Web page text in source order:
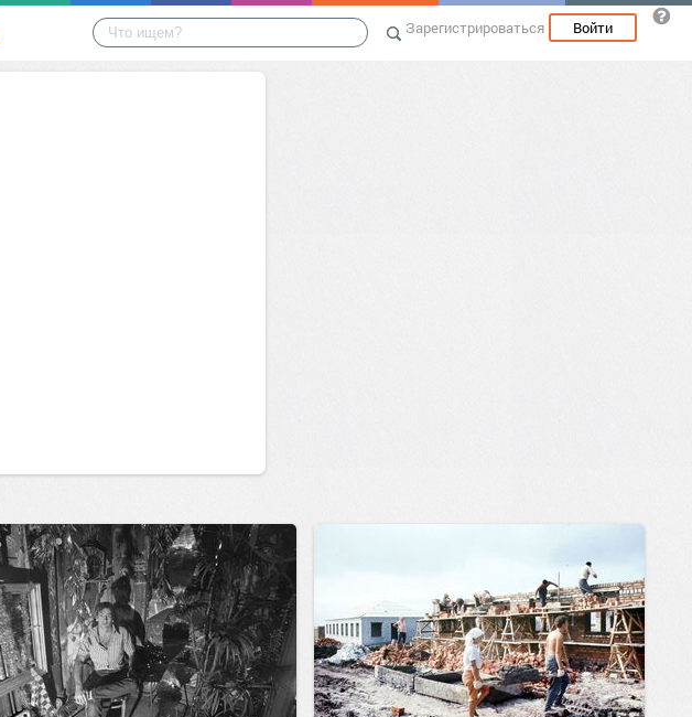
Зарегистрироваться Войти